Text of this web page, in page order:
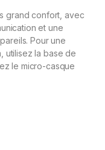
grand confort, avec
et une
Pour une
utilisez la base de
le micro-casque